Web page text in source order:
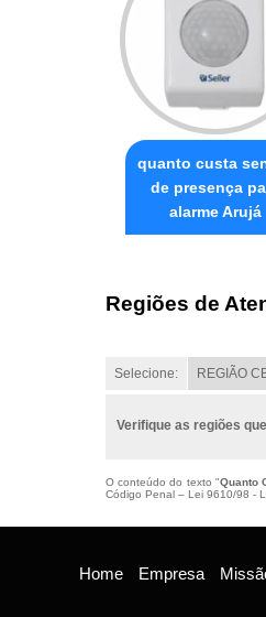
quanto custa
de presença
alarme Arujá
Regiões de
Selecione: REGIÃO
Verifique as regiões
O conteúdo do texto "Quanto
Código Penal – Lei 9610/98 -
Home Empresa